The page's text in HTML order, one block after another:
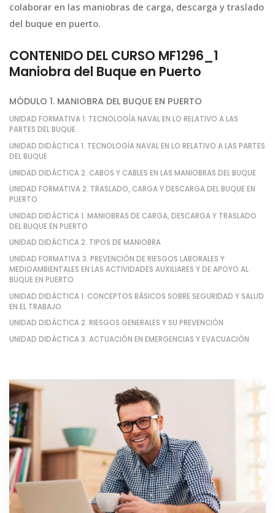
colaborar en las maniobras de carga, descarga y traslado
del buque en puerto.
CONTENIDO DEL CURSO MF1296_1
Maniobra del Buque en Puerto
MÓDULO 1. MANIOBRA DEL BUQUE EN PUERTO
UNIDAD FORMATIVA 1. TECNOLOGÍA NAVAL EN LO RELATIVO A LAS
PARTES DEL BUQUE
UNIDAD DIDÁCTICA 1. TECNOLOGÍA NAVAL EN LO RELATIVO A LAS PARTES
DEL BUQUE
UNIDAD DIDÁCTICA 2. CABOS Y CABLES EN LAS MANIOBRAS DEL BUQUE
UNIDAD FORMATIVA 2. TRASLADO, CARGA Y DESCARGA DEL BUQUE EN
PUERTO
UNIDAD DIDÁCTICA 1. MANIOBRAS DE CARGA, DESCARGA Y TRASLADO
DEL BUQUE EN PUERTO
UNIDAD DIDÁCTICA 2. TIPOS DE MANIOBRA
UNIDAD FORMATIVA 3. PREVENCIÓN DE RIESGOS LABORALES Y
MEDIOAMBIENTALES EN LAS ACTIVIDADES AUXILIARES Y DE APOYO AL
BUQUE EN PUERTO
UNIDAD DIDÁCTICA 1. CONCEPTOS BÁSICOS SOBRE SEGURIDAD Y SALUD
EN EL TRABAJO
UNIDAD DIDÁCTICA 2. RIESGOS GENERALES Y SU PREVENCIÓN
UNIDAD DIDÁCTICA 3. ACTUACIÓN EN EMERGENCIAS Y EVACUACIÓN